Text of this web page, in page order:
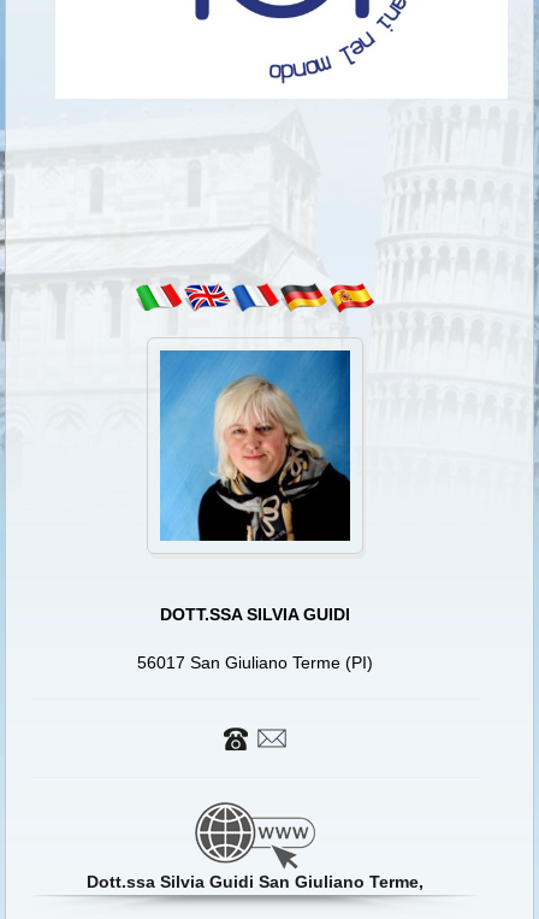
DOTT.SSA SILVIA GUIDI
56017 San Giuliano Terme (PI)
Dott.ssa Silvia Guidi San Giuliano Terme,